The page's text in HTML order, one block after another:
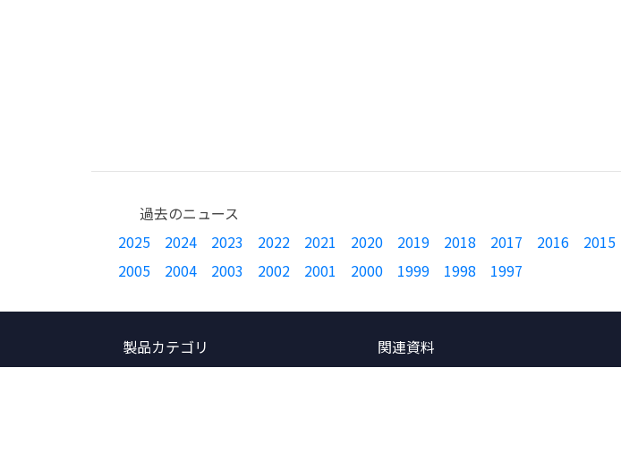
過去のニュース
2025
2024 2023 2022 2021 2020 2019 2018 2017 2016 2015
2005
2004 2003 2002 2001 2000 1999 1998 1997
製品カテゴリ
JTAGエミュレータ
関連資料
製品価格表